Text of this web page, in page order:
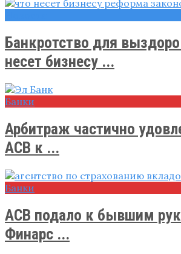
Банкротство для
несет бизнесу ...
Банки
Арбитраж частично
АСВ к ...
Банки
АСВ подало к бывшим
Финарс ...